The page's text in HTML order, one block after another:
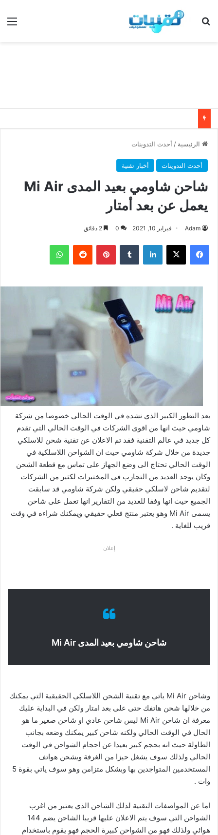
بحث عن
الرئيسية / أحدث التدوينات
أحدث التدوينات أخبار تقنية
شاحن شاومي بعيد المدى Mi Air
يعمل عن بعد أمتار
Adam فبراير 10, 2021 0
فيسبوك ‫X لينكدإن بينتيريست واتساب
بعد التطور الكبير الذي نشده في الوقت الحالي خصوصا من شركة
شاومي حيث انها من اقوى الشركات في الوقت الحالي التي تقدم
كل جديد في عالم التقنية فقد تم الاعلان عن تقنية شحن للاسلكي
جديدة من خلال شركة شاومي حيث ان الشواحن اللاسلكية في
الوقت الحالي تحتاج الى وضع الجهاز على تماس مع قطعة الشحن
وكان يوجد العديد من التجارب في المختبرات لكثير من الشركات
لتقديم شاحن لاسلكي حقيقي ولكن شركة شاومي قد سابقت
الجميع حيث انها وفقا للعديد من التقارير انها تعمل على شاحن
يسمى Mi Air وهو يعتبر منتج فعلي حقيقي ويمكنك شراءه في وقت
قريب للغاية .
إعلان
شاحن شاومي بعيد المدى Mi Air
وشاحن Mi Air ياتي مع تقنية الشحن اللاسلكي الحقيقية التي يمكنك
من خلالها شحن هاتفك حتى على بعد امتار ولكن في البداية عليك
معرفة ان شاحن Mi Air ليس شاحن عادي او شاحن صغير ما هو
الحال في الوقت الحالي ولكنه شاحن كبير يمكنك وضعه بجانب
الطاولة حيث انه بحجم كبير بعيدا عن احجام الشواحن في الوقت
الحالي ولذلك سوف يشغل حيزا من الغرفة ويشحن هواتف
المستخدمين المتواجدين بها وبشكل متزامن وهو سوف ياتي بقوة 5
وات .
اما عن المواصفات التقنية لذلك الشاحن الذي يعتبر من اغرب
الشواحن التي سوف يتم الاعلان عليها قريبا الشاحن يضم 144
هوائي ولذلك فهو من الشواحن كبيرة الحجم فهو يقوم باستخدام